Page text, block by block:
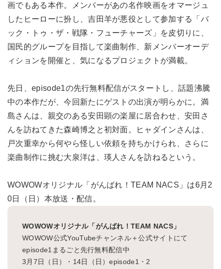
画でもある本作。メンバーがあの名作映画をオマージュ
したヒーローに扮し、吉田羊が悪役として参加する「バ
ック・トゥ・ザ・戦隊・フューチャーズ」を皮切りに、
国民的グループを目指して楽曲制作、新メンバーオーデ
ィションを開催と、気になるプロジェクトが満載。
先日、episode1の先行無料配信がスタートし、話題沸騰
中の本作だが、今回新たにゲストの出演が明らかに。満
島さんは、親交のある安田顕の楽屋に居合わせ、安田さ
んを訪ねてきた森崎博之と初対面。ヒャダインさんは、
戸次重幸から何やら怪しい依頼を持ちかけられ、さらに
楽曲制作に挑む大泉洋は、瑛人さんを訪ねるという。
WOWOWオリジナル「がんばれ！TEAM NACS」は6月2
0日（日）本放送・配信。
WOWOWオリジナル「がんばれ！TEAM NACS」
WOWOW公式YouTubeチャンネル＋公式サイトにて
episode1まるごと先行無料配信中
3月7日（日）・14日（日）episode1・2